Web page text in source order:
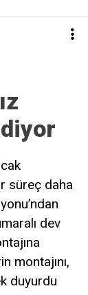
süreç daha
dev
montajını,
duyurdu